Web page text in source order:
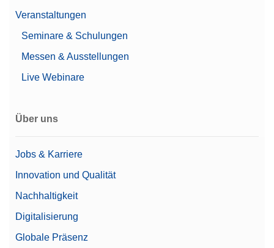
Veranstaltungen
Seminare & Schulungen
Messen & Ausstellungen
Live Webinare
Über uns
Jobs & Karriere
Innovation und Qualität
Nachhaltigkeit
Digitalisierung
Globale Präsenz